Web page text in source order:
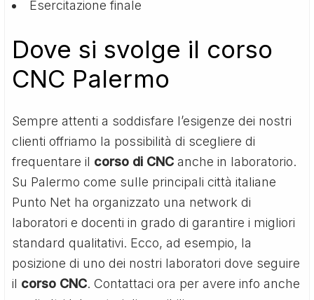
Esercitazione finale
Dove si svolge il corso
CNC Palermo
Sempre attenti a soddisfare l’esigenze dei nostri
clienti offriamo la possibilità di scegliere di
frequentare il corso di CNC anche in laboratorio.
Su Palermo come sulle principali città italiane
Punto Net ha organizzato una network di
laboratori e docenti in grado di garantire i migliori
standard qualitativi. Ecco, ad esempio, la
posizione di uno dei nostri laboratori dove seguire
il corso CNC. Contattaci ora per avere info anche